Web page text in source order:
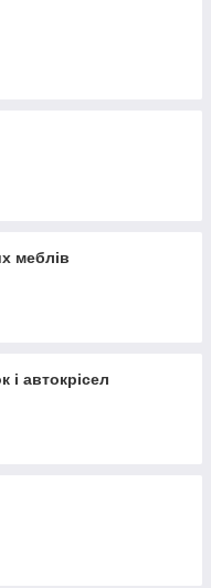
меблів
і автокрісел